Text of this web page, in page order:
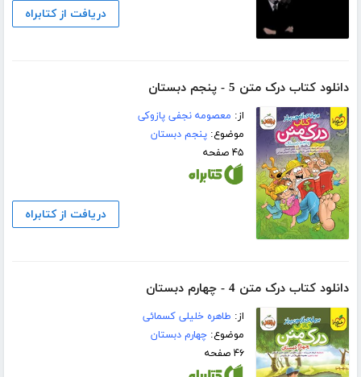
دریافت از کتابراه
دانلود کتاب درک متن 5 - پنجم دبستان
از: معصومه نجفی پازوکی
موضوع:پنجم دبستان
۴۵ صفحه
دریافت از کتابراه
دانلود کتاب درک متن 4 - چهارم دبستان
از: طاهره خلیلی کسمائی
موضوع:چهارم دبستان
۴۶ صفحه